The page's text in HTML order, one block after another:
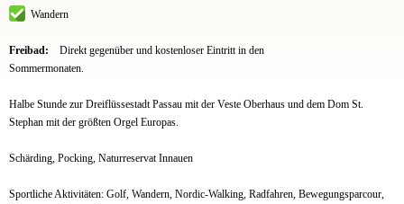
Wandern
Freibad:
Direkt gegenüber und kostenloser Eintritt in den
Sommermonaten.
Halbe Stunde zur Dreiflüssestadt Passau mit der Veste Oberhaus und dem Dom St.
Stephan mit der größten Orgel Europas.
Schärding, Pocking, Naturreservat Innauen
Sportliche Aktivitäten: Golf, Wandern, Nordic-Walking, Radfahren, Bewegungsparcour,